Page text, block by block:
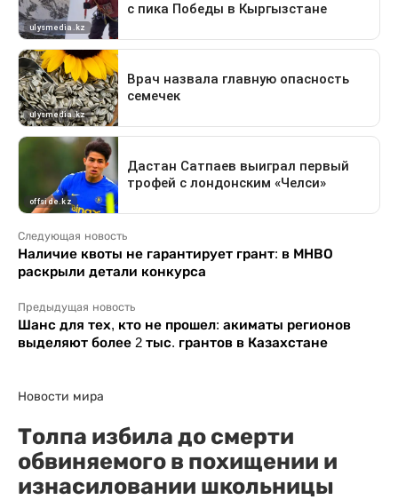
Следующая новость
Наличие квоты не гарантирует грант: в МНВО
раскрыли детали конкурса
Предыдущая новость
Шанс для тех, кто не прошел: акиматы регионов
выделяют более 2 тыс. грантов в Казахстане
Новости мира
Толпа избила до смерти
обвиняемого в похищении и
изнасиловании школьницы